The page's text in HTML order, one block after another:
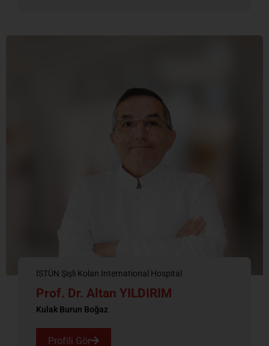
İSTÜN Şişli Kolan International Hospital
Prof. Dr. Altan YILDIRIM
Kulak Burun Boğaz
Profili Gör